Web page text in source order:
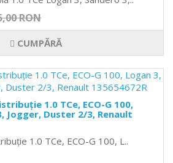
RON
CUMPĂRĂ
1.0 TCe, ECO-G 100,
Jogger, Duster 2/3, Renault
1.0 TCe, ECO-G 100, L..